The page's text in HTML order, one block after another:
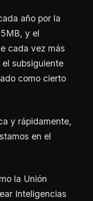
año por la
y el
cada vez más
subsiguiente
como cierto
y rápidamente,
en el
la Unión
Inteligencias